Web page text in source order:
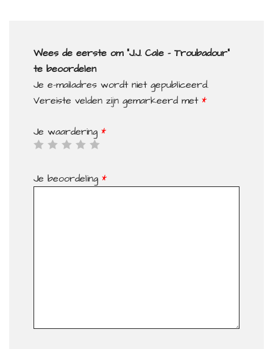
Wees de eerste om “J.J. Cale – Troubadour”
te beoordelen
Je e-mailadres wordt niet gepubliceerd.
Vereiste velden zijn gemarkeerd met *
Je waardering *
Je beoordeling *